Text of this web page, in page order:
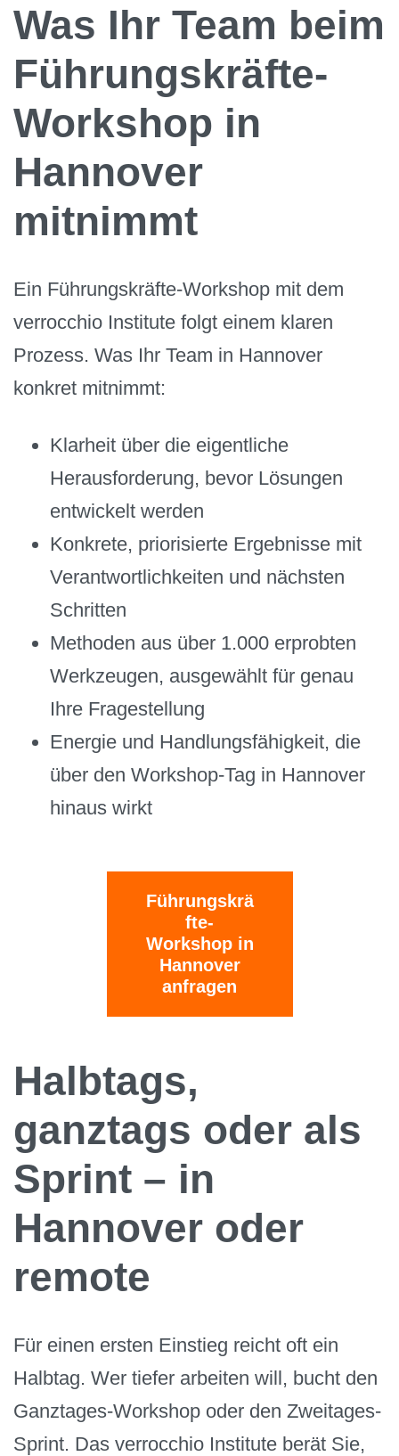
Was Ihr Team beim
Führungskräfte-
Workshop in
Hannover
mitnimmt
Ein Führungskräfte-Workshop mit dem
verrocchio Institute folgt einem klaren
Prozess. Was Ihr Team in Hannover
konkret mitnimmt:
Klarheit über die eigentliche
Herausforderung, bevor Lösungen
entwickelt werden
Konkrete, priorisierte Ergebnisse mit
Verantwortlichkeiten und nächsten
Schritten
Methoden aus über 1.000 erprobten
Werkzeugen, ausgewählt für genau
Ihre Fragestellung
Energie und Handlungsfähigkeit, die
über den Workshop-Tag in Hannover
hinaus wirkt
Führungskrä
fte-
Workshop in
Hannover
anfragen
Halbtags,
ganztags oder als
Sprint – in
Hannover oder
remote
Für einen ersten Einstieg reicht oft ein
Halbtag. Wer tiefer arbeiten will, bucht den
Ganztages-Workshop oder den Zweitages-
Sprint. Das verrocchio Institute berät Sie,